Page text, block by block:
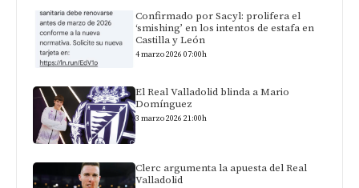
Confirmado por Sacyl: prolifera el
‘smishing’ en los intentos de estafa en
Castilla y León
4 marzo 2026 07:00h
El Real Valladolid blinda a Mario
Domínguez
3 marzo 2026 21:00h
Clerc argumenta la apuesta del Real
Valladolid